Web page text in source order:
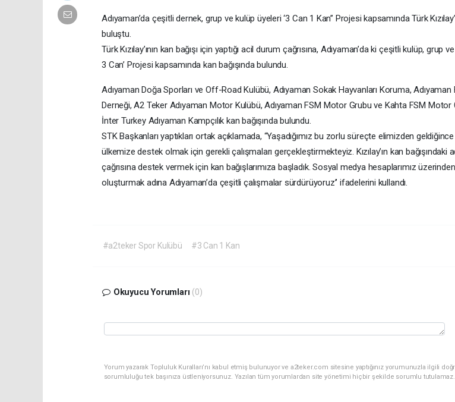
Adıyaman’da çeşitli dernek, grup ve kulüp üyeleri ‘3 Can 1 Kan” Projesi kapsamında Türk
buluştu.
Türk Kızılay’ının kan bağışı için yaptığı acil durum çağrısına, Adıyaman’da ki çeşitli kulüp, grup
3 Can’ Projesi kapsamında kan bağışında bulundu.
Adıyaman Doğa Sporları ve Off-Road Kulübü, Adıyaman Sokak Hayvanları Koruma,
Derneği, A2 Teker Adıyaman Motor Kulübü, Adıyaman FSM Motor Grubu ve Kahta FSM Motor
İnter Turkey Adıyaman Kampçılık kan bağışında bulundu.
STK Başkanları yaptıkları ortak açıklamada, “Yaşadığımız bu zorlu süreçte elimizden
ülkemize destek olmak için gerekli çalışmaları gerçekleştirmekteyiz. Kızılay’ın kan bağışındaki
çağrısına destek vermek için kan bağışlarımıza başladık. Sosyal medya hesaplarımız
oluşturmak adına Adıyaman’da çeşitli çalışmalar sürdürüyoruz’’ ifadelerini kullandı.
#a2teker Spor Kulübü #3 Can 1 Kan
Okuyucu Yorumları (0)
Yorum yazarak Topluluk Kuralları’nı kabul etmiş bulunuyor ve a2teker.com sitesine yaptığınız yorumunuzla ilgili
sorumluluğu tek başınıza üstleniyorsunuz. Yazılan tüm yorumlardan site yönetimi hiçbir şekilde sorumlu tutulamaz.